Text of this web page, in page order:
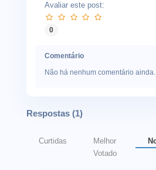
Avaliar este post:
0
Comentário
Não há nenhum comentário ainda.
Respostas (1)
Curtidas
Melhor
Votado